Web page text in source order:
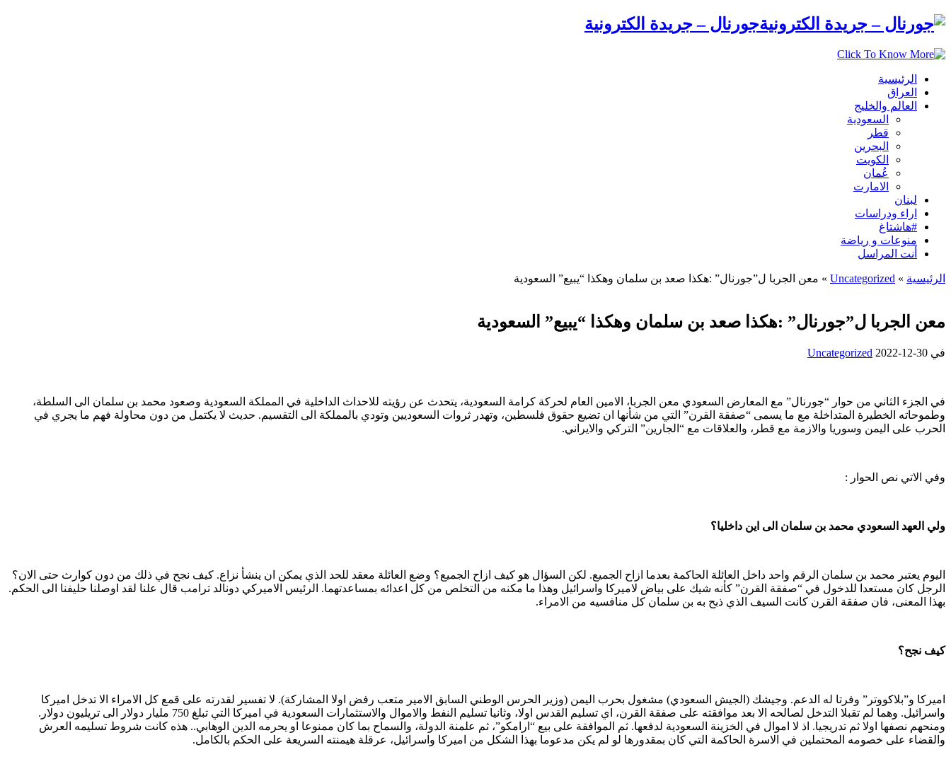
جورنال – جريدة الكترونية
الرئيسية
العراق
العالم والخليج
السعودية
قطر
البحرين
الكويت
عُمان
الامارت
لبنان
اراء ودراسات
#هاشتاغ
منوعات و رياضة
أنت المراسل
الرئيسية »
Uncategorized
» معن الجربا ل”جورنال” :هكذا صعد بن سلمان وهكذا “يبيع” السعودية
معن الجربا ل”جورنال” :هكذا صعد بن سلمان وهكذا “يبيع” السعودية
في Uncategorized 2022-12-30
في الجزء الثاني من حوار “جورنال” مع المعارض السعودي معن الجربا، الامين العام لحركة كرامة السعودية، يتحدث عن رؤيته للاحداث الداخلية في المملكة السعودية وصعود محمد بن سلمان الى السلطة،
وطموحاته الخطيرة المتداخلة مع ما يسمى “صفقة القرن” التي من شأنها ان تضيع حقوق فلسطين، وتهدر ثروات السعوديين وتودي بالمملكة الى التقسيم. حديث لا يكتمل من دون محاولة فهم ما يجري في
الحرب على اليمن وسوريا والازمة مع قطر، والعلاقات مع “الجارين” التركي والايراني.
وفي الاتي نص الحوار :
ولي العهد السعودي محمد بن سلمان الى اين داخليا؟
اليوم يعتبر محمد بن سلمان الرقم واحد داخل العائلة الحاكمة بعدما ازاح الجميع. لكن السؤال هو كيف ازاح الجميع؟ وضع العائلة معقد للحد الذي يمكن ان ينشأ نزاع. كيف نجح في ذلك من دون كوارث حتى الان؟
الرجل كان مستعدا للدخول في “صفقة القرن” كأنه شيك على بياض لاميركا واسرائيل وهذا ما مكنه من التخلص من كل اعدائه بمساعدتهما. الرئيس الاميركي دونالد ترامب قال علنا لقد اوصلنا حليفنا الى الحكم.
بهذا المعنى، فان صفقة القرن كانت السيف الذي ذبح به بن سلمان كل منافسيه من الامراء.
كيف نجح؟
اميركا و”بلاكووتر” وفرتا له الدعم. وجيشك (الجيش السعودي) مشغول بحرب اليمن (وزير الحرس الوطني السابق الامير متعب رفض اولا المشاركة). لا تفسير لقدرته على قمع كل الامراء الا تدخل اميركا
واسرائيل. وهما لم تقبلا التدخل لصالحه الا بعد موافقته على صفقة القرن، اي تسليم القدس اولا، وثانيا تسليم النفط والاموال والاستثمارات السعودية في اميركا التي تبلغ 750 مليار دولار الى تريليون دولار.
ومنحهم نصفها اولا ثم تدريجيا. اذ لا اموال في الخزينة السعودية لدفعها. ثم الموافقة على بيع “ارامكو”، ثم علمنة الدولة، والسماح بما كان ممنوعا او يحرمه الدين الوهابي.. هذه كانت شروط تسليمه العرش
والقضاء على خصومه المحتملين في الاسرة الحاكمة التي كان بمقدورها لو لم يكن مدعوما بهذا الشكل من اميركا واسرائيل، عرقلة هيمنته السريعة على الحكم بالكامل.